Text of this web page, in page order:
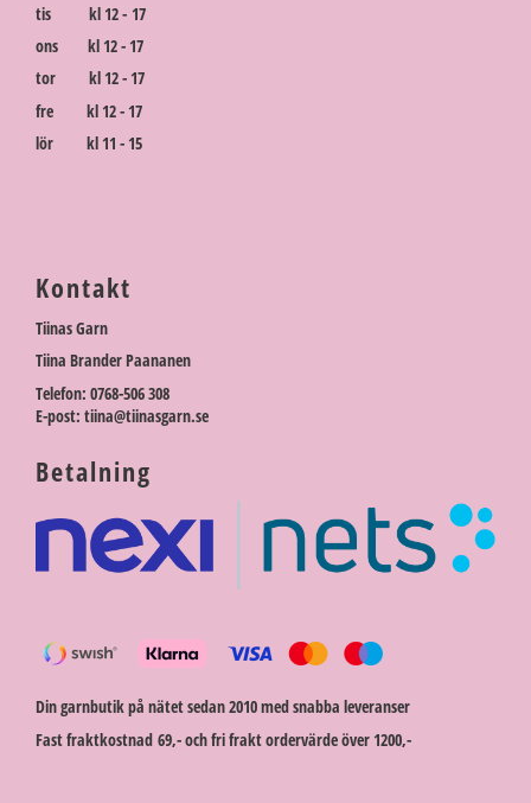
tis kl 12 - 17
ons kl 12 - 17
tor kl 12 - 17
fre kl 12 - 17
lör kl 11 - 15
Kontakt
Tiinas Garn
Tiina Brander Paananen
Telefon: 0768-506 308
E-post: tiina@tiinasgarn.se
Betalning
Din garnbutik på nätet sedan 2010 med snabba leveranser
Fast fraktkostnad 69,- och fri frakt ordervärde över 1200,-